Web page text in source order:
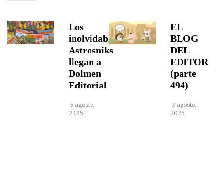
Los
inolvidables
Astrosniks
llegan a
Dolmen
Editorial
5 agosto,
2026
EL
BLOG
DEL
EDITOR
(parte
494)
3 agosto,
2026